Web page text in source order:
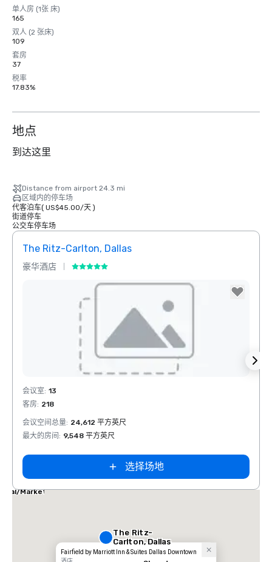
单人房 (1张 床)
165
双人 (2 张床)
109
套房
37
税率
17.83%
地点
到达这里
Distance from airport 24.3 mi
区域内的停车场
代客泊车( US$45.00/天)
街道停车
公交车停车场
The Ritz-Carlton, Dallas
豪华酒店
Removed from favorites
会议室: 13
客房: 218
会议空间总量: 24,612 平方英尺
最大的房间 : 9,548 平方英尺
选择场地
Fairfield by Marriott Inn & Suites Dallas Downtown
The Ritz-
Carlton, Dallas
Marriott
Market